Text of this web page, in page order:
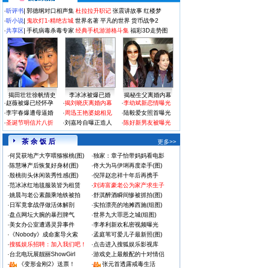
·听评书 郭德纲对口相声集 杜拉拉升职记 张震讲故事 红楼梦
·听小说 鬼吹灯1-精绝古城 世界名著 平凡的世界 货币战争2
·共享区 手机病毒杀毒专家 经典手机游游格斗集 福彩3D走势图
揭田壮壮徐帆情史 李冰冰被爆已婚
揭秘生父离婚内幕
·赵薇被爆已经怀孕
·李宇春爆遭母逼婚
·圣诞节明信片八折
·揭刘晓庆离婚内幕
·周迅王艳婆媳相见
·刘嘉玲自曝正造人
·李幼斌新恋情曝光
·陆毅爱女照首曝光
·陈好新男友被曝光
茶 余 饭 后
更多>>
·何炅获地产大亨喂猕猴桃(图) ·独家：章子怡带妈妈看电影
·陈慧琳产后恢复好身材(图) ·佟大为马伊琍再度牵手(图)
·殷桃街头休闲装秀性感(图) ·倪萍赵忠祥十年后再携手
·范冰冰红地毯服装皆为租赁 ·刘涛富豪老公为家产求生子
·姚晨与老公素颜乘地铁被拍 ·舒淇醉酒瞬间惨被抓拍(图)
· 日军竟拿战俘做活体解剖 ·实拍漂亮的地摊西施(组图)
·盘点网坛大腕的暴烈脾气 ·世界九大罪恶之城(组图)
·美女办公室遭遇灵异事件 ·李孝利新欢私密视频曝光
· 《Nobody》成命案导火索 ·孟庭苇可爱儿子最新照(图)
·搜狐娱乐招聘：加入我们吧！ ·点击进入搜狐娱乐影视库
·台北电玩展靓丽ShowGirl ·游戏史上最般配的十对情侣
·
《变形金刚2》送票！ ·
张元首透露戒毒生活